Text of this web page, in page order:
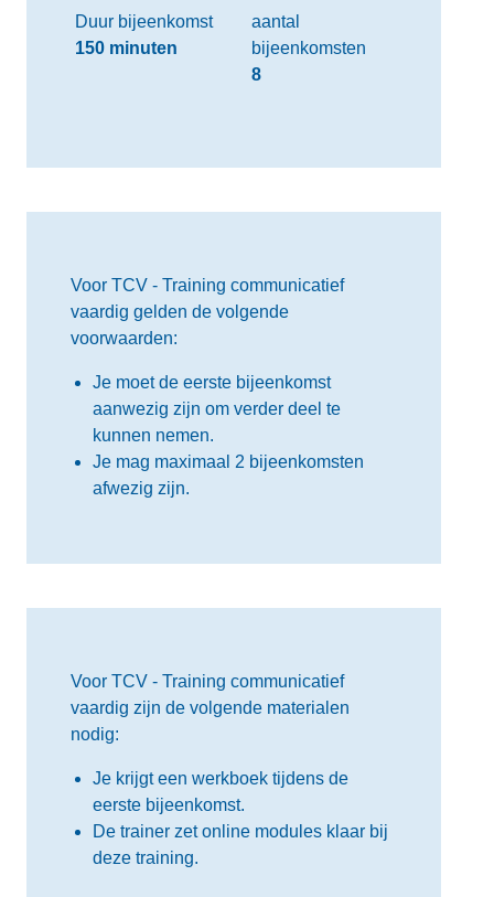
Duur bijeenkomst
150 minuten
aantal
bijeenkomsten
8
Voor TCV - Training communicatief
vaardig gelden de volgende
voorwaarden:
Je moet de eerste bijeenkomst
aanwezig zijn om verder deel te
kunnen nemen.
Je mag maximaal 2 bijeenkomsten
afwezig zijn.
Voor TCV - Training communicatief
vaardig zijn de volgende materialen
nodig:
Je krijgt een werkboek tijdens de
eerste bijeenkomst.
De trainer zet online modules klaar bij
deze training.